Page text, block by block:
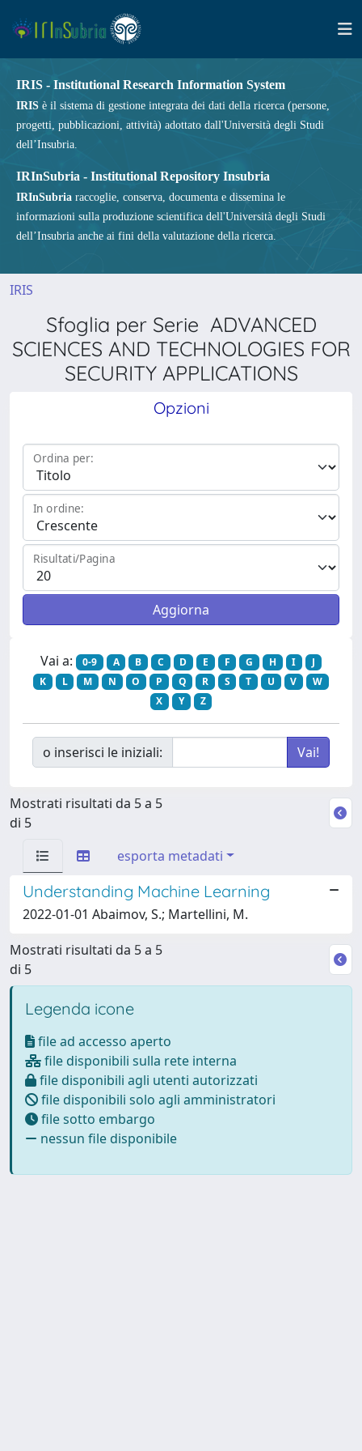
IRIS - Institutional Research Information System
IRIS è il sistema di gestione integrata dei dati della ricerca (persone,
progetti, pubblicazioni, attività) adottato dall'Università degli Studi
dell’Insubria.
IRInSubria - Institutional Repository Insubria
IRInSubria raccoglie, conserva, documenta e dissemina le
informazioni sulla produzione scientifica dell'Università degli Studi
dell’Insubria anche ai fini della valutazione della ricerca.
IRIS
Sfoglia per Serie ADVANCED
SCIENCES AND TECHNOLOGIES FOR
SECURITY APPLICATIONS
Opzioni
Ordina per:
In ordine:
Risultati/Pagina
Vai a: 0-9 A B C D E F G H I
J
K
L M N O P Q R S T U V
W
X
Y Z
o inserisci le iniziali:
Mostrati risultati da 5 a 5
di 5
esporta metadati
Understanding Machine Learning
2022-01-01 Abaimov, S.; Martellini, M.
Mostrati risultati da 5 a 5
di 5
Legenda icone
file ad accesso aperto
file disponibili sulla rete interna
file disponibili agli utenti autorizzati
file disponibili solo agli amministratori
file sotto embargo
nessun file disponibile